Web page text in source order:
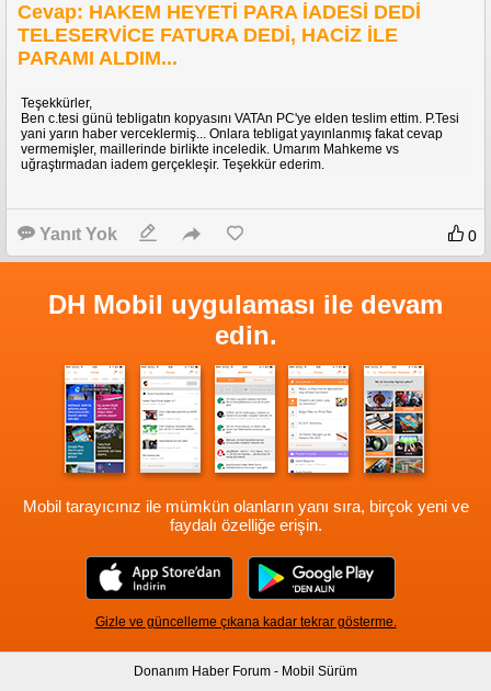
Cevap: HAKEM HEYETİ PARA İADESİ DEDİ
TELESERVİCE FATURA DEDİ, HACİZ İLE
PARAMI ALDIM...
Teşekkürler,
Ben c.tesi günü tebligatın kopyasını VATAn PC'ye elden teslim ettim. P.Tesi
yani yarın haber verceklermiş... Onlara tebligat yayınlanmış fakat cevap
vermemişler, maillerinde birlikte inceledik. Umarım Mahkeme vs
uğraştırmadan iadem gerçekleşir. Teşekkür ederim.
Yanıt Yok 0
DH Mobil uygulaması ile devam
edin.
Mobil tarayıcınız ile mümkün olanların yanı sıra, birçok yeni ve
faydalı özelliğe erişin.
Gizle ve güncelleme çıkana kadar tekrar gösterme.
Donanım Haber Forum - Mobil Sürüm